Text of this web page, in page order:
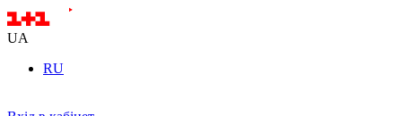
UA
RU